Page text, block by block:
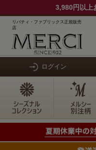
3,980円以上
リバティ・ファブリックス正規販売
店
ログイン